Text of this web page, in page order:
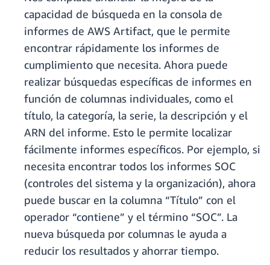
capacidad de búsqueda en la consola de
informes de AWS Artifact, que le permite
encontrar rápidamente los informes de
cumplimiento que necesita. Ahora puede
realizar búsquedas específicas de informes en
función de columnas individuales, como el
título, la categoría, la serie, la descripción y el
ARN del informe. Esto le permite localizar
fácilmente informes específicos. Por ejemplo, si
necesita encontrar todos los informes SOC
(controles del sistema y la organización), ahora
puede buscar en la columna “Título” con el
operador “contiene” y el término “SOC”. La
nueva búsqueda por columnas le ayuda a
reducir los resultados y ahorrar tiempo.